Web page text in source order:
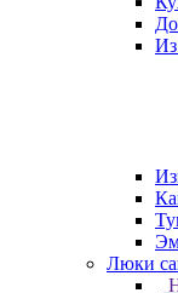
Люки